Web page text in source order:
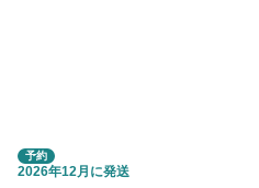
予約
2026年12月に発送